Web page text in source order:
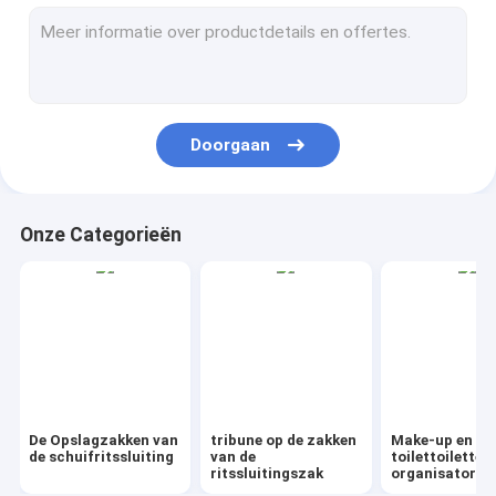
Het biovaatwerk van Vaatwerkeco
Tape-label Sticke-badge
Doorgaan
Onze Categorieën
De Opslagzakken van
de schuifritssluiting
tribune op de zakken
van de
ritssluitingszak
Make-up en
toilettoiletten
organisator